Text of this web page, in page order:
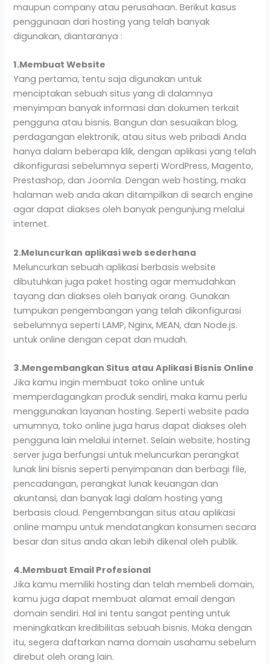
maupun company atau perusahaan. Berikut kasus
penggunaan dari hosting yang telah banyak
digunakan, diantaranya :
1.Membuat Website
Yang pertama, tentu saja digunakan untuk
menciptakan sebuah situs yang di dalamnya
menyimpan banyak informasi dan dokumen terkait
pengguna atau bisnis. Bangun dan sesuaikan blog,
perdagangan elektronik, atau situs web pribadi Anda
hanya dalam beberapa klik, dengan aplikasi yang telah
dikonfigurasi sebelumnya seperti WordPress, Magento,
Prestashop, dan Joomla. Dengan web hosting, maka
halaman web anda akan ditampilkan di search engine
agar dapat diakses oleh banyak pengunjung melalui
internet.
2.Meluncurkan aplikasi web sederhana
Meluncurkan sebuah aplikasi berbasis website
dibutuhkan juga paket hosting agar memudahkan
tayang dan diakses oleh banyak orang. Gunakan
tumpukan pengembangan yang telah dikonfigurasi
sebelumnya seperti LAMP, Nginx, MEAN, dan Node.js.
untuk online dengan cepat dan mudah.
3.Mengembangkan Situs atau Aplikasi Bisnis Online
Jika kamu ingin membuat toko online untuk
memperdagangkan produk sendiri, maka kamu perlu
menggunakan layanan hosting. Seperti website pada
umumnya, toko online juga harus dapat diakses oleh
pengguna lain melalui internet. Selain website, hosting
server juga berfungsi untuk meluncurkan perangkat
lunak lini bisnis seperti penyimpanan dan berbagi file,
pencadangan, perangkat lunak keuangan dan
akuntansi, dan banyak lagi dalam hosting yang
berbasis cloud. Pengembangan situs atau aplikasi
online mampu untuk mendatangkan konsumen secara
besar dan situs anda akan lebih dikenal oleh publik.
4.Membuat Email Profesional
Jika kamu memiliki hosting dan telah membeli domain,
kamu juga dapat membuat alamat email dengan
domain sendiri. Hal ini tentu sangat penting untuk
meningkatkan kredibilitas sebuah bisnis. Maka dengan
itu, segera daftarkan nama domain usahamu sebelum
direbut oleh orang lain.